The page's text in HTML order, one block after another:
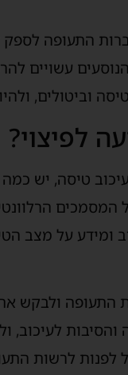
התעופה לספק
הנוסעים עשויים
וביטולים,
לפיצוי?
טיסה, יש כמה
ומידע על מצב
התעופה ולבקש
והסיבות
לפנות לרשות